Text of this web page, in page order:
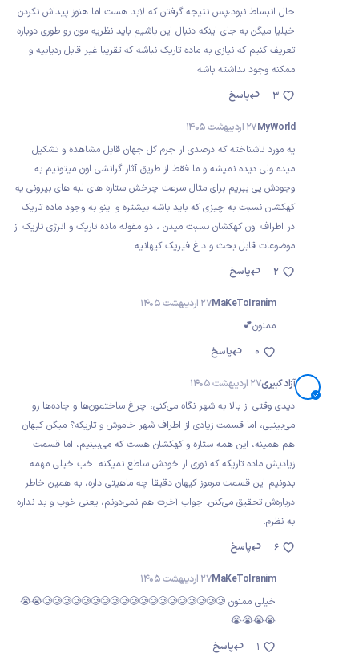
حال انبساط نبود،پس نتیجه گرفتن که لابد هست اما هنوز پیداش نکردن
خیلیا میگن به جای اینکه دنبال این باشیم باید نظریه مون رو طوری دوباره
تعریف کنیم که نیازی به ماده تاریک نباشه که تقریبا غیر قابل ردیابیه و
ممکنه وجود نداشته باشه
پاسخ
3
MyWorld27 اردیبهشت 1405
یه مورد ناشناخته که درصدی ار جرم کل جهان قابل مشاهده و تشکیل
میده ولی دیده نمیشه و ما فقط از طریق آثار گرانشی اون میتونیم به
وجودش پی ببریم برای مثال سرعت چرخش ستاره های لبه های بیرونی یه
کهکشان نسبت به چیزی که باید باشه بیشتره و اینو به وجود ماده تاریک
در اطراف اون کهکشان نسبت میدن ، دو مقوله ماده تاریک و انرژی تاریک از
موضوعات قابل بحث و داغ فیزیک کیهانیه
پاسخ
2
MaKeToIranim27 اردیبهشت 1405
ممنون💕
پاسخ
0
آزاد کبیری27 اردیبهشت 1405
دیدی وقتی از بالا به شهر نگاه می‌کنی، چراغ ساختمون‌ها و جاده‌ها رو
می‌بینیی، اما قسمت زیادی از اطراف شهر خاموش و تاریکه؟ میگن کیهان
هم همینه، این همه ستاره و کهکشان هست که می‌بینیم، اما قسمت
زیادیش ماده تاریکه که نوری از خودش ساطع نمیکنه. خب خیلی مهمه
بدونیم این قسمت مرموز کیهان دقیقا چه ماهیتی داره، به همین خاطر
درباره‌ش تحقیق می‌کنن. جواب آخرت هم نمی‌دونم، یعنی خوب و بد نداره
به نظرم.
پاسخ
6
MaKeToIranim27 اردیبهشت 1405
خیلی ممنون 🥲🥲🥲🥲🥲🥲🥲🥲🥲🥲🥲🥲🥲🥲🥲🥲🥲🥲🥲😭😭
😭😭😭😭
پاسخ
1